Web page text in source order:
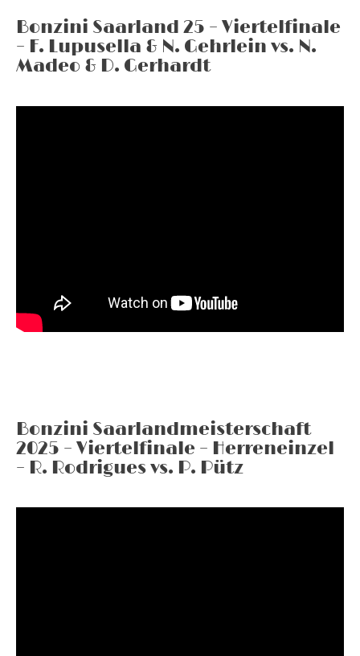
Bonzini Saarland 25 – Viertelfinale
– F. Lupusella & N. Gehrlein vs. N.
Madeo & D. Gerhardt
Bonzini Saarlandmeisterschaft
2025 – Viertelfinale – Herreneinzel
– R. Rodrigues vs. P. Pütz